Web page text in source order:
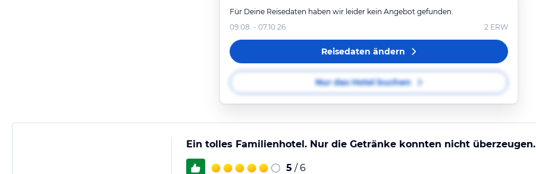
Für Deine Reisedaten haben wir leider kein Angebot gefunden.
09.08. - 07.10.26
2 ERW
Reisedaten ändern
Nur das Hotel buchen
Ein tolles Familienhotel. Nur die Getränke konnten nicht überzeugen.
5 / 6